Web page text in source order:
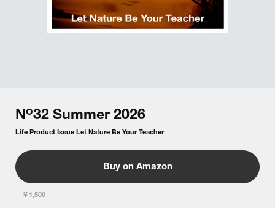
No32 Summer 2026
Life Product Issue Let Nature Be Your Teacher
Buy on Amazon
￥1,500